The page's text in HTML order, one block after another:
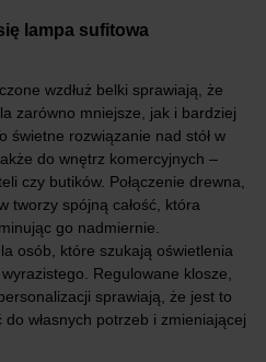
lampa sufitowa
wzdłuż belki sprawiają, że
zarówno mniejsze, jak i bardziej
świetne rozwiązanie nad stół w
do wnętrz komercyjnych –
czy butików. Połączenie drewna,
tworzy spójną całość, która
go nadmiernie.
osób, które szukają oświetlenia
Regulowane klosze,
sprawiają, że jest to
własnych potrzeb i zmieniającej